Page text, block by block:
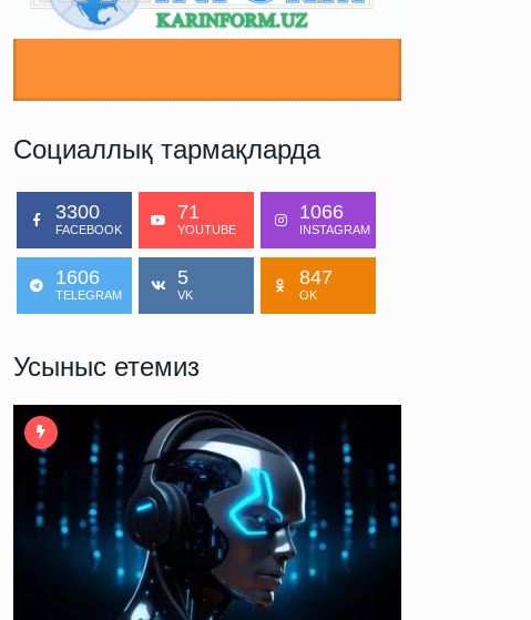
Социаллық тармақларда
3300
FACEBOOK
71
YOUTUBE
1066
INSTAGRAM
1606
TELEGRAM
5
VK
847
OK
Усыныс етемиз